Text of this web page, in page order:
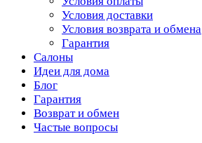
Условия доставки
Условия возврата и обмена
Гарантия
Салоны
Идеи для дома
Блог
Гарантия
Возврат и обмен
Частые вопросы